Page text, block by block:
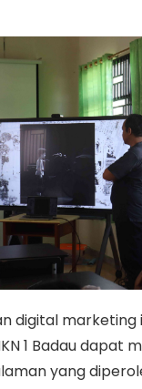
digital marketing
1 Badau dapat
yang